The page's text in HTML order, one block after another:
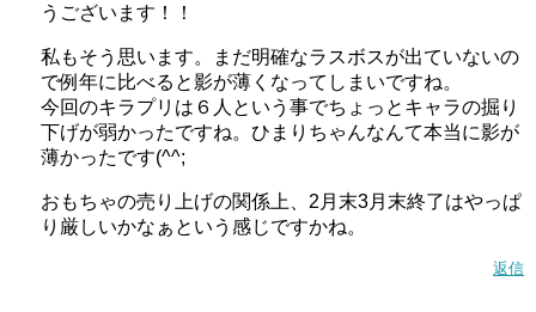
うございます！！
私もそう思います。まだ明確なラスボスが出ていないの
で例年に比べると影が薄くなってしまいですね。
今回のキラプリは６人という事でちょっとキャラの掘り
下げが弱かったですね。ひまりちゃんなんて本当に影が
薄かったです(^^;
おもちゃの売り上げの関係上、2月末3月末終了はやっぱ
り厳しいかなぁという感じですかね。
返信